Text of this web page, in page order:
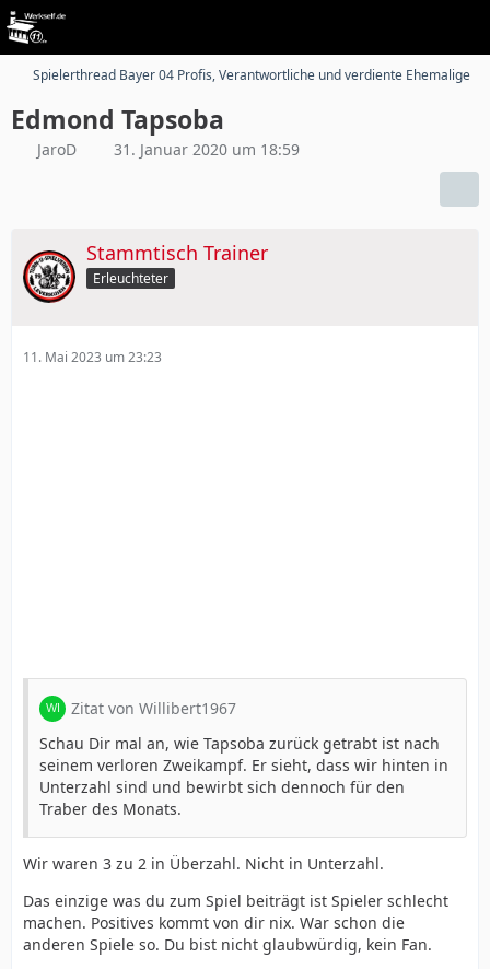
Spielerthread Bayer 04 Profis, Verantwortliche und verdiente Ehemalige
Edmond Tapsoba
JaroD 31. Januar 2020 um 18:59
Stammtisch Trainer
Erleuchteter
11. Mai 2023 um 23:23
Zitat von Willibert1967
Schau Dir mal an, wie Tapsoba zurück getrabt ist nach
seinem verloren Zweikampf. Er sieht, dass wir hinten in
Unterzahl sind und bewirbt sich dennoch für den
Traber des Monats.
Wir waren 3 zu 2 in Überzahl. Nicht in Unterzahl.
Das einzige was du zum Spiel beiträgt ist Spieler schlecht
machen. Positives kommt von dir nix. War schon die
anderen Spiele so. Du bist nicht glaubwürdig, kein Fan.